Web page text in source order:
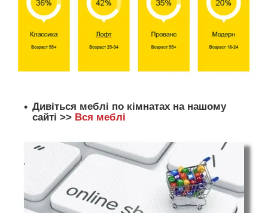
Дивіться меблі по кімнатах на нашому
сайті >> Вся меблі